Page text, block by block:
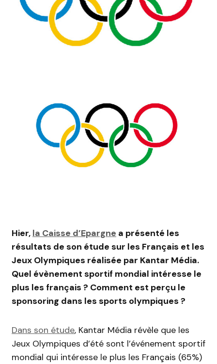
Hier, la Caisse d’Epargne a présenté les
résultats de son étude sur les Français et les
Jeux Olympiques réalisée par Kantar Média.
Quel évènement sportif mondial intéresse le
plus les français ? Comment est perçu le
sponsoring dans les sports olympiques ?
Dans son étude, Kantar Média révèle que les
Jeux Olympiques d’été sont l’événement sportif
mondial qui intéresse le plus les Français (65%)